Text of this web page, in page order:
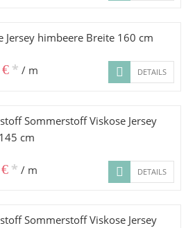
Jersey himbeere Breite 160 cm
* / m DETAILS
Sommerstoff Viskose Jersey
cm
* / m DETAILS
Sommerstoff Viskose Jersey